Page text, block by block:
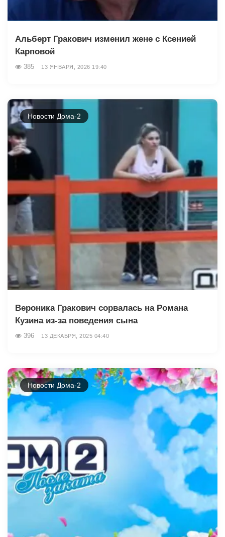
Альберт Гракович изменил жене с Ксенией
Карповой
385 13 ЯНВАРЯ, 2026 19:40
Новости Дома-2
Вероника Гракович сорвалась на Романа
Кузина из-за поведения сына
396 13 ДЕКАБРЯ, 2025 04:40
Новости Дома-2